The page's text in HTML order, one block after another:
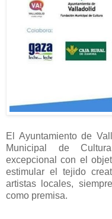
El Ayuntamiento de
Municipal de
excepcional con el
estimular el tejido
artistas locales,
como premisa.